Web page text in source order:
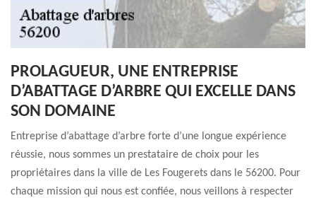
PROLAGUEUR, UNE ENTREPRISE
D’ABATTAGE D’ARBRE QUI EXCELLE DANS
SON DOMAINE
Entreprise d’abattage d’arbre forte d’une longue expérience
réussie, nous sommes un prestataire de choix pour les
propriétaires dans la ville de Les Fougerets dans le 56200. Pour
chaque mission qui nous est confiée, nous veillons à respecter